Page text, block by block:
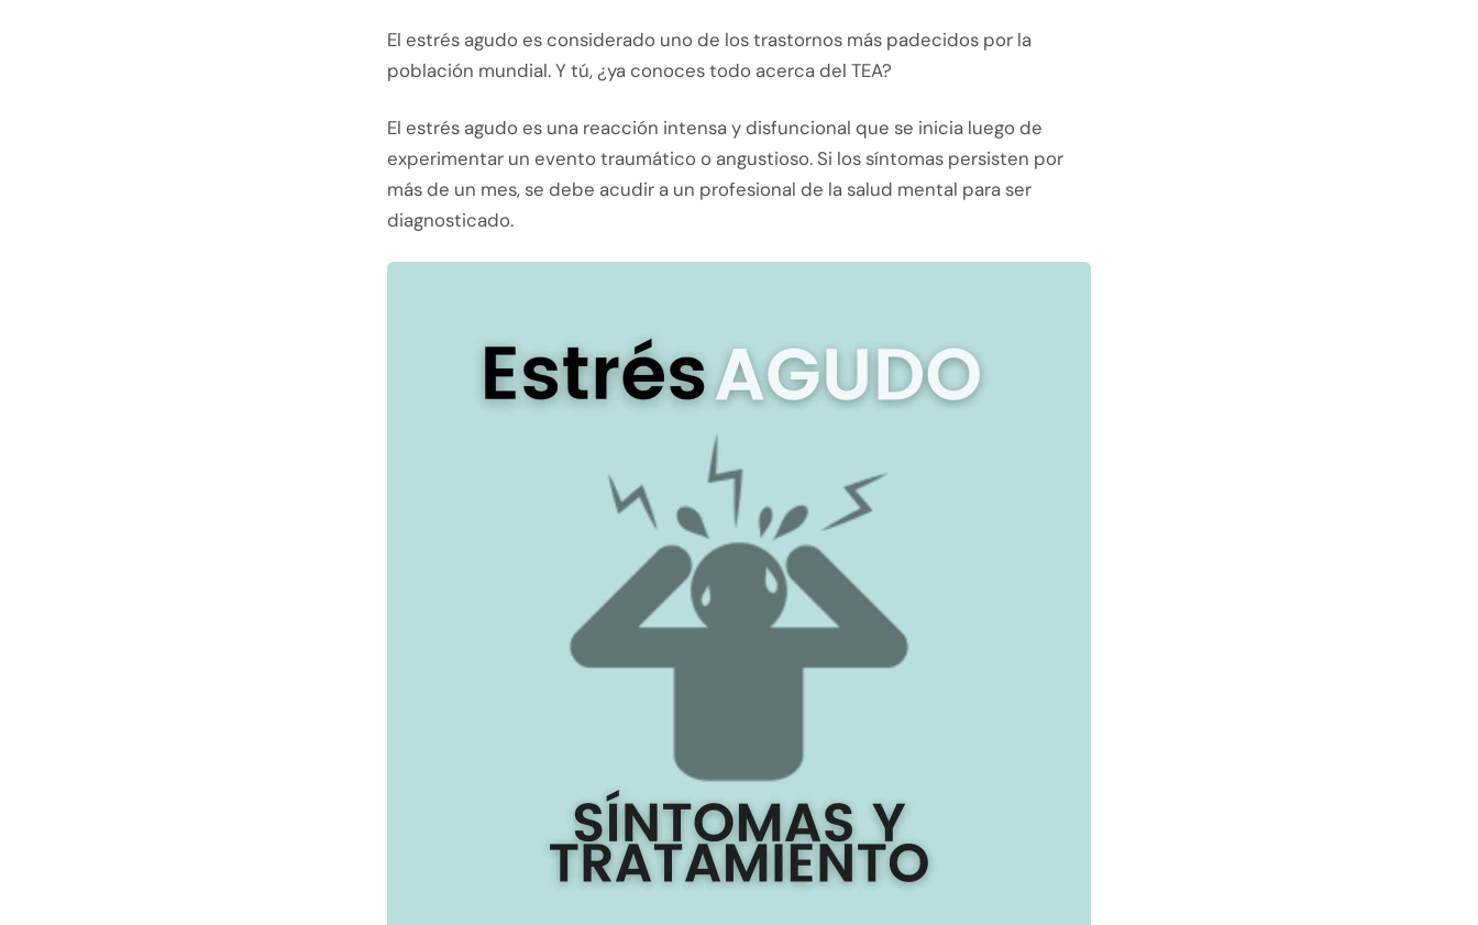
El estrés agudo es considerado uno de los trastornos más padecidos por la
población mundial. Y tú, ¿ya conoces todo acerca del TEA?
El estrés agudo es una reacción intensa y disfuncional que se inicia luego de
experimentar un evento traumático o angustioso. Si los síntomas persisten por
más de un mes, se debe acudir a un profesional de la salud mental para ser
diagnosticado.